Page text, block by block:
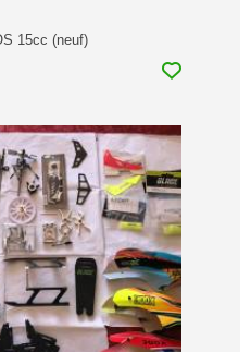
15cc (neuf)